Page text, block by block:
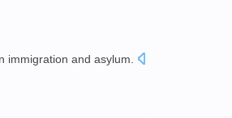
immigration and asylum